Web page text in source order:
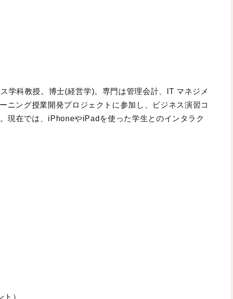
学科教授。博士(経営学)。専門は管理会計、IT マネジメ
ニング授業開発プロジェクトに参加し、ビジネス演習コ
現在では、iPhoneやiPadを使った学生とのインタラク
）